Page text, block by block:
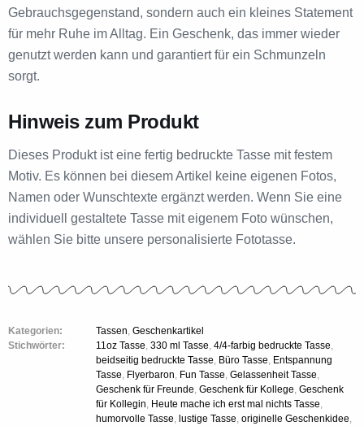
Gebrauchsgegenstand, sondern auch ein kleines Statement
für mehr Ruhe im Alltag. Ein Geschenk, das immer wieder
genutzt werden kann und garantiert für ein Schmunzeln
sorgt.
Hinweis zum Produkt
Dieses Produkt ist eine fertig bedruckte Tasse mit festem
Motiv. Es können bei diesem Artikel keine eigenen Fotos,
Namen oder Wunschtexte ergänzt werden. Wenn Sie eine
individuell gestaltete Tasse mit eigenem Foto wünschen,
wählen Sie bitte unsere personalisierte Fototasse.
Kategorien: Tassen, Geschenkartikel
Stichwörter:
11oz Tasse, 330 ml Tasse, 4/4-farbig bedruckte Tasse,
beidseitig bedruckte Tasse, Büro Tasse, Entspannung
Tasse, Flyerbaron, Fun Tasse, Gelassenheit Tasse,
Geschenk für Freunde, Geschenk für Kollege, Geschenk
für Kollegin, Heute mache ich erst mal nichts Tasse,
humorvolle Tasse, lustige Tasse, originelle Geschenkidee,